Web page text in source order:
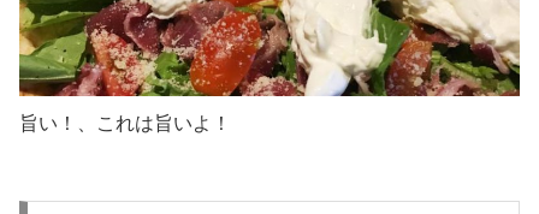
旨い！、これは旨いよ！